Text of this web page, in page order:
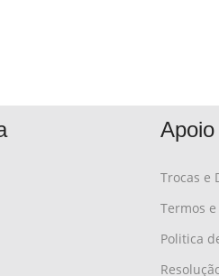
Trocas e
Termos
Politica